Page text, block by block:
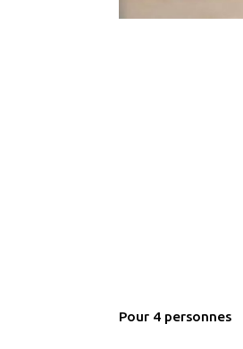
Pour 4 personnes